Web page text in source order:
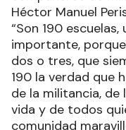
Héctor Manuel
“Son 190
importante,
dos o tres, que
190 la verdad que
de la militancia, de
vida y de todos
comunidad